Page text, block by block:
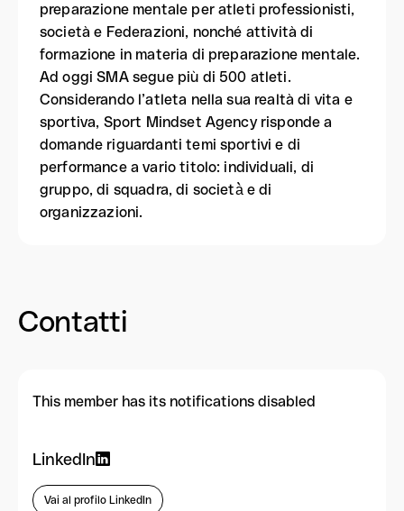
preparazione mentale per atleti professionisti,
società e Federazioni, nonché attività di
formazione in materia di preparazione mentale.
Ad oggi SMA segue più di 500 atleti.
Considerando l’atleta nella sua realtà di vita e
sportiva, Sport Mindset Agency risponde a
domande riguardanti temi sportivi e di
performance a vario titolo: individuali, di
gruppo, di squadra, di società̀ e di
organizzazioni.
Contatti
This member has its notifications disabled
LinkedIn
Vai al profilo LinkedIn